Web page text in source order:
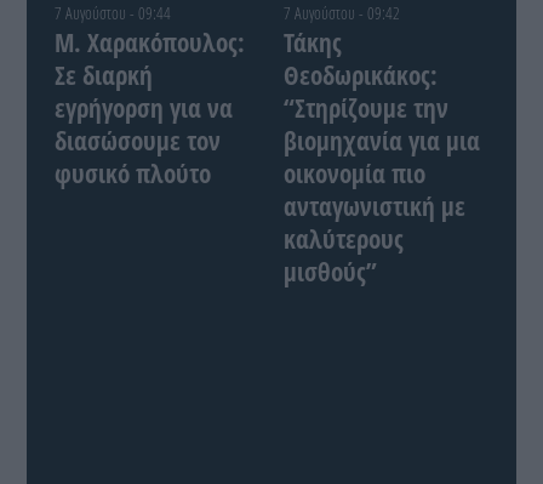
7 Αυγούστου - 09:44
Μ. Χαρακόπουλος:
Σε διαρκή
εγρήγορση για να
διασώσουμε τον
φυσικό πλούτο
7 Αυγούστου - 09:42
Τάκης
Θεοδωρικάκος:
“Στηρίζουμε την
βιομηχανία για μια
οικονομία πιο
ανταγωνιστική με
καλύτερους
μισθούς”